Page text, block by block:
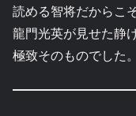
読める智将だからこ
龍門光英が見せた静
極致そのものでした。